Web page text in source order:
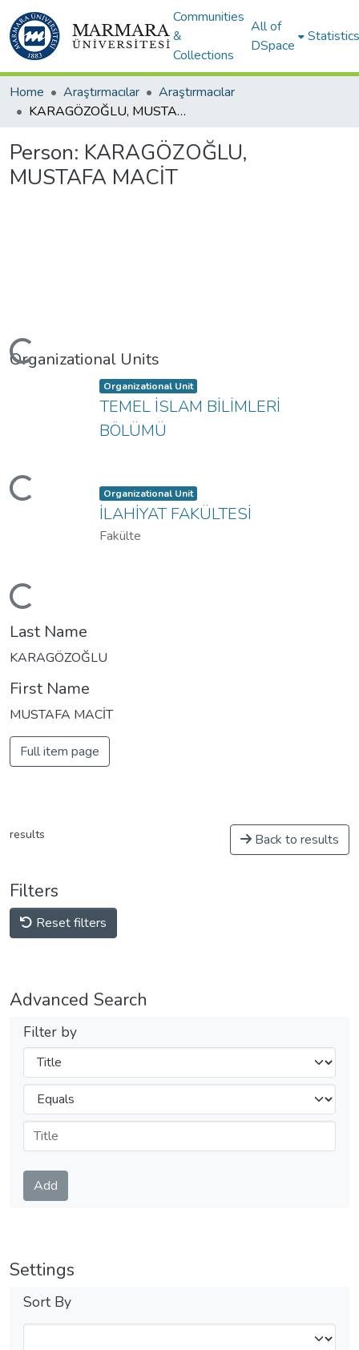
Communities
&
Collections
All of
DSpace
Statistics
Home Araştırmacılar
Araştırmacılar
KARAGÖZOĞLU, MUSTAFA MACİT
Person: KARAGÖZOĞLU,
MUSTAFA MACİT
Organizational Units
Item type:
Organizational Unit ,
TEMEL İSLAM BİLİMLERİ
BÖLÜMÜ
Item type:
Organizational Unit ,
İLAHİYAT FAKÜLTESİ
Fakülte
Last Name
KARAGÖZOĞLU
First Name
MUSTAFA MACİT
Full item page
results Back to results
Filters
Reset filters
Advanced Search
Filter by
Filters
Operators
Submit
Add
Settings
Sort By